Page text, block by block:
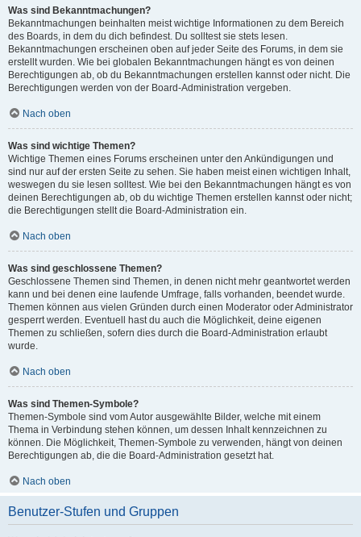
Was sind Bekanntmachungen?
Bekanntmachungen beinhalten meist wichtige Informationen zu dem Bereich
des Boards, in dem du dich befindest. Du solltest sie stets lesen.
Bekanntmachungen erscheinen oben auf jeder Seite des Forums, in dem sie
erstellt wurden. Wie bei globalen Bekanntmachungen hängt es von deinen
Berechtigungen ab, ob du Bekanntmachungen erstellen kannst oder nicht. Die
Berechtigungen werden von der Board-Administration vergeben.
Nach oben
Was sind wichtige Themen?
Wichtige Themen eines Forums erscheinen unter den Ankündigungen und
sind nur auf der ersten Seite zu sehen. Sie haben meist einen wichtigen Inhalt,
weswegen du sie lesen solltest. Wie bei den Bekanntmachungen hängt es von
deinen Berechtigungen ab, ob du wichtige Themen erstellen kannst oder nicht;
die Berechtigungen stellt die Board-Administration ein.
Nach oben
Was sind geschlossene Themen?
Geschlossene Themen sind Themen, in denen nicht mehr geantwortet werden
kann und bei denen eine laufende Umfrage, falls vorhanden, beendet wurde.
Themen können aus vielen Gründen durch einen Moderator oder Administrator
gesperrt werden. Eventuell hast du auch die Möglichkeit, deine eigenen
Themen zu schließen, sofern dies durch die Board-Administration erlaubt
wurde.
Nach oben
Was sind Themen-Symbole?
Themen-Symbole sind vom Autor ausgewählte Bilder, welche mit einem
Thema in Verbindung stehen können, um dessen Inhalt kennzeichnen zu
können. Die Möglichkeit, Themen-Symbole zu verwenden, hängt von deinen
Berechtigungen ab, die die Board-Administration gesetzt hat.
Nach oben
Benutzer-Stufen und Gruppen